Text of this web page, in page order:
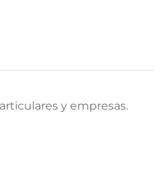
y empresas.